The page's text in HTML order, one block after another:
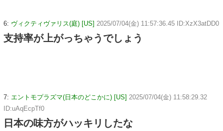
6: ヴィクティヴァリス(庭) [US] 2025/07/04(金) 11:57:36.45 ID:XzX3atDD0
支持率が上がっちゃうでしょう
7: エントモプラズマ(日本のどこかに) [US] 2025/07/04(金) 11:58:29.32
ID:uAqEcpTf0
日本の味方がハッキリしたな